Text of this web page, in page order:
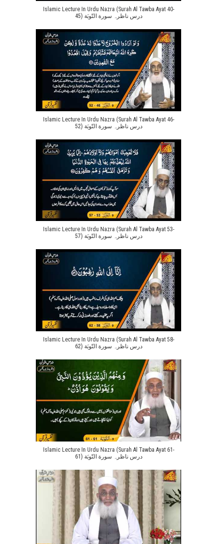
Islamic Lecture In Urdu Nazra (Surah Al Tawba Ayat 40-
45) درس ناظرہ سورة التّوبَة
Islamic Lecture In Urdu Nazra (Surah Al Tawba Ayat 46-
52) درس ناظرہ سورة التّوبَة
Islamic Lecture In Urdu Nazra (Surah Al Tawba Ayat 53-
57) درس ناظرہ سورة التّوبَة
Islamic Lecture In Urdu Nazra (Surah Al Tawba Ayat 58-
62) درس ناظرہ سورة التّوبَة
Islamic Lecture In Urdu Nazra (Surah Al Tawba Ayat 61-
61) درس ناظرہ سورة التّوبَة